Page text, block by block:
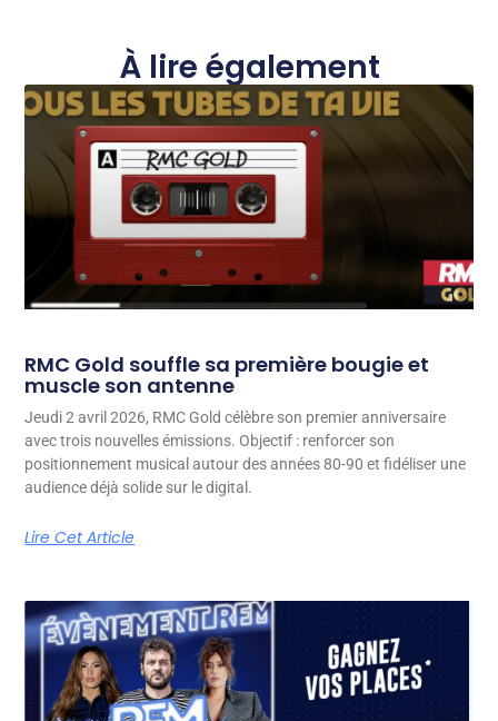
À lire également
RMC Gold souffle sa première bougie et
muscle son antenne
Jeudi 2 avril 2026, RMC Gold célèbre son premier anniversaire
avec trois nouvelles émissions. Objectif : renforcer son
positionnement musical autour des années 80-90 et fidéliser une
audience déjà solide sur le digital.
Lire Cet Article